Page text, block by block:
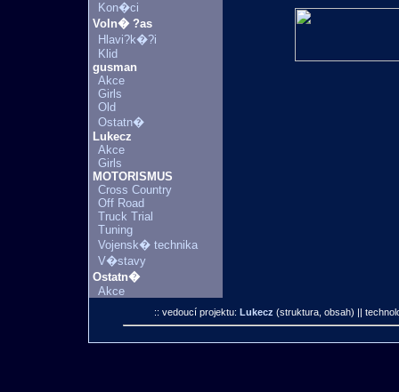
Kon�ci
Voln� ?as
Hlavi?k�?i
Klid
gusman
Akce
Girls
Old
Ostatn�
Lukecz
Akce
Girls
MOTORISMUS
Cross Country
Off Road
Truck Trial
Tuning
Vojensk� technika
V�stavy
Ostatn�
Akce
:: vedoucí projektu: Lukecz (struktura, obsah) ||